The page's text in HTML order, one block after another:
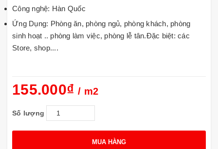
Công nghệ: Hàn Quốc
Ứng Dụng: Phòng ăn, phòng ngủ, phòng khách, phòng
sinh hoạt .. phòng làm việc, phòng lễ tân.Đặc biệt: các
Store, shop....
155.000₫/ m2
Số lượng
MUA HÀNG